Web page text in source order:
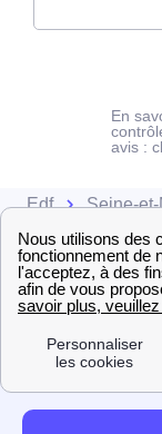
En
avis :
Edf Seine-